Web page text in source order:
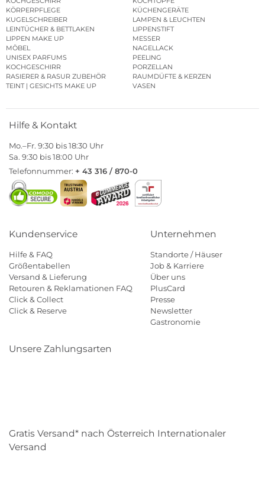
KÖRPERPFLEGE
KÜCHENGERÄTE
KUGELSCHREIBER
LAMPEN & LEUCHTEN
LEINTÜCHER & BETTLAKEN
LIPPENSTIFT
LIPPEN MAKE UP
MESSER
MÖBEL
NAGELLACK
UNISEX PARFUMS
PEELING
KOCHGESCHIRR
PORZELLAN
RASIERER & RASUR ZUBEHÖR
RAUMDÜFTE & KERZEN
TEINT | GESICHTS MAKE UP
VASEN
Hilfe & Kontakt
Mo.–Fr. 9:30 bis 18:30 Uhr
Sa. 9:30 bis 18:00 Uhr
Telefonnummer: + 43 316 / 870-0
Kundenservice
Hilfe & FAQ
Größentabellen
Versand & Lieferung
Retouren & Reklamationen FAQ
Click & Collect
Click & Reserve
Unternehmen
Standorte / Häuser
Job & Karriere
Über uns
PlusCard
Presse
Newsletter
Gastronomie
Unsere Zahlungsarten
Gratis Versand* nach Österreich Internationaler
Versand